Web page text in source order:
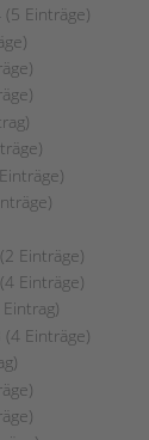
Einträge)
Einträge)
Einträge)
Einträge)